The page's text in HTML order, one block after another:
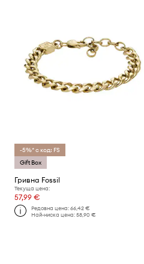
-5%* с код: FS
Gift Box
Гривна Fossil
Текуща цена:
57,99 €
Редовна цена:66,42 €
Най-ниска цена:58,90 €